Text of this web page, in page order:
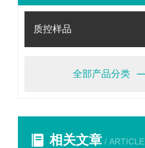
质控样品
全部产品分类
相关文章 / ARTICLE